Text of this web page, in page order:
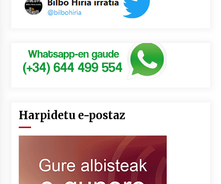
Harpidetu e-postaz